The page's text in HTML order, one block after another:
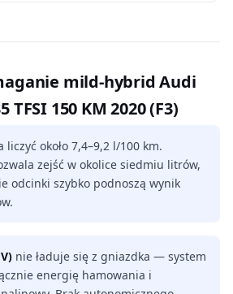
mild-hybrid Audi
TFSI 150 KM 2020 (F3)
około 7,4–9,2 l/100 km.
zejść w okolice siedmiu litrów,
odcinki szybko podnoszą wynik
nie ładuje się z gniazdka — system
energię hamowania i